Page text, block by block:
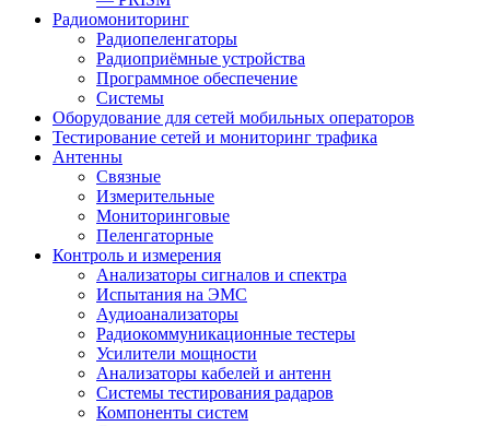
Радиомониторинг
Радиопеленгаторы
Радиоприёмные устройства
Программное обеспечение
Системы
Оборудование для сетей мобильных операторов
Тестирование сетей и мониторинг трафика
Антенны
Связные
Измерительные
Мониторинговые
Пеленгаторные
Контроль и измерения
Анализаторы сигналов и спектра
Испытания на ЭМС
Аудиоанализаторы
Радиокоммуникационные тестеры
Усилители мощности
Анализаторы кабелей и антенн
Системы тестирования радаров
Компоненты систем